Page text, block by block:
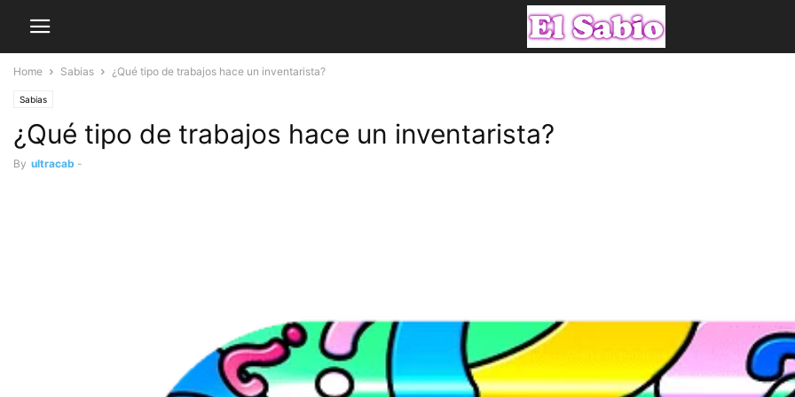
Home Sabias ¿Qué tipo de trabajos hace un inventarista?
Sabias
¿Qué tipo de trabajos hace un inventarista?
By ultracab -